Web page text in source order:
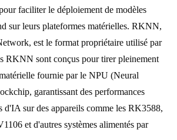
faciliter le déploiement de modèles
sur leurs plateformes matérielles. RKNN,
est le format propriétaire utilisé par
RKNN sont conçus pour tirer pleinement
fournie par le NPU (Neural
garantissant des performances
d'IA sur des appareils comme les RK3588,
et d'autres systèmes alimentés par